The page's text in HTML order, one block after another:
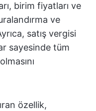
birim fiyatları ve
ve
satış vergisi
sayesinde tüm
özellik,